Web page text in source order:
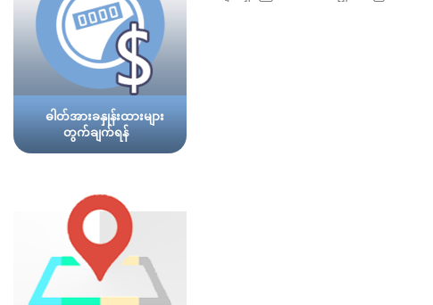
ဓါတ်အားခနှုန်းထားများ
တွက်ချက်ရန်